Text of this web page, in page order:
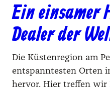
Ein einsamer
Dealer der
Die Küstenregion am
entspanntesten Orten
hervor. Hier treffen wir